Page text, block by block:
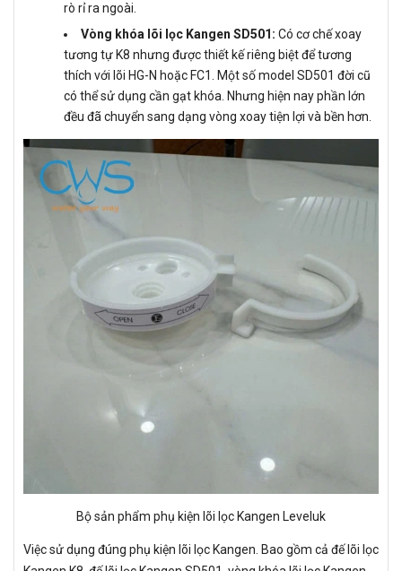
rò rỉ ra ngoài.
Vòng khóa lõi lọc Kangen SD501: Có cơ chế xoay
tương tự K8 nhưng được thiết kế riêng biệt để tương
thích với lõi HG-N hoặc FC1. Một số model SD501 đời cũ
có thể sử dụng cần gạt khóa. Nhưng hiện nay phần lớn
đều đã chuyển sang dạng vòng xoay tiện lợi và bền hơn.
Bộ sản phẩm phụ kiện lõi lọc Kangen Leveluk
Việc sử dụng đúng phụ kiện lõi lọc Kangen. Bao gồm cả đế lõi lọc